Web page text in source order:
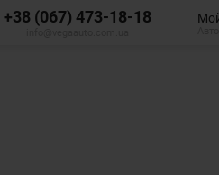
+38 (067) 473-18-18